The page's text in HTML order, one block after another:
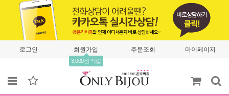
로그인 회원가입
3,000원 적립
주문조회 마이페이지